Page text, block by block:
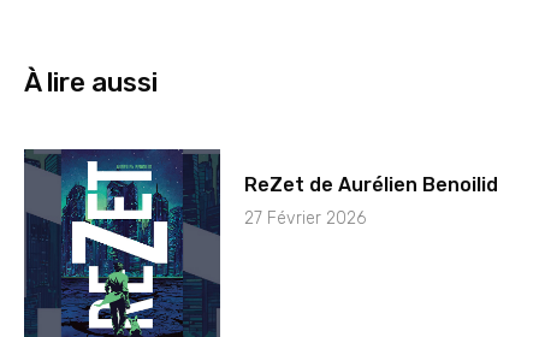
À lire aussi
ReZet de Aurélien Benoilid
27 Février 2026